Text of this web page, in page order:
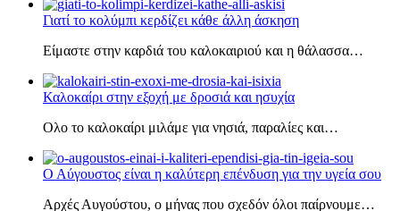
Γιατί το κολύμπι κερδίζει κάθε άλλη άσκηση
Είμαστε στην καρδιά του καλοκαιριού και η θάλασσα…
Καλοκαίρι στην εξοχή με δροσιά και ησυχία
Ολο το καλοκαίρι μιλάμε για νησιά, παραλίες και…
Ο Αύγουστος είναι η καλύτερη επένδυση για την υγεία σου
Αρχές Αυγούστου, ο μήνας που σχεδόν όλοι παίρνουμε…